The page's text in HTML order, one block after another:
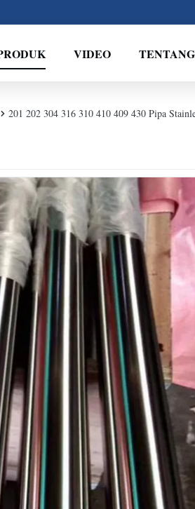
VIDEO
201 202 304 316 310 410 409 430 Pipa